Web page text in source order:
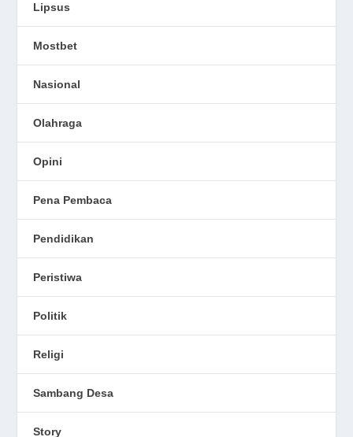
Lipsus
Mostbet
Nasional
Olahraga
Opini
Pena Pembaca
Pendidikan
Peristiwa
Politik
Religi
Sambang Desa
Story